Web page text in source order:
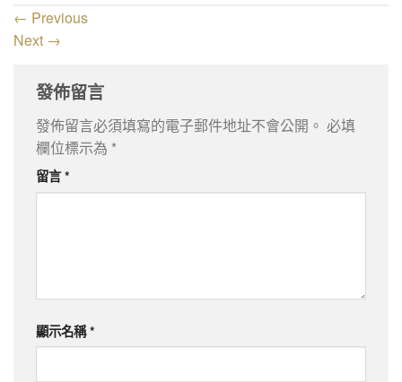
← Previous
Next →
發佈留言
發佈留言必須填寫的電子郵件地址不會公開。 必填
欄位標示為 *
留言*
顯示名稱*